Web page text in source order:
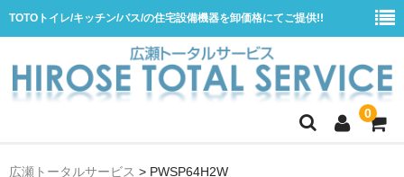
TOTOトイレ/キッチン/バス/の住宅設備機器を卸価格にてご提供!!
0
広瀬トータルサービス > PWSP64H2W